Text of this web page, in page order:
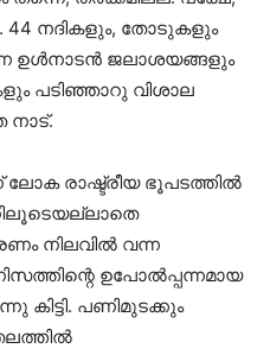
44 നദികളും, തോടുകളും
ഉള്‍നാടന്‍ ജലാശയങ്ങളും
പടിഞ്ഞാറു വിശാല
നാട്.
രാഷ്ട്രീയ ഭൂപടത്തില്‍
നിലവില്‍ വന്ന
ഉപോല്‍പ്പന്നമായ
കിട്ടി. പണിമുടക്കും